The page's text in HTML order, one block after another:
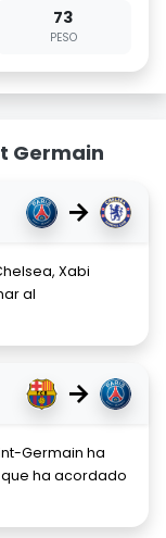
73
PESO
Germain
→
Xabi
al
→
Germain ha
ha acordado